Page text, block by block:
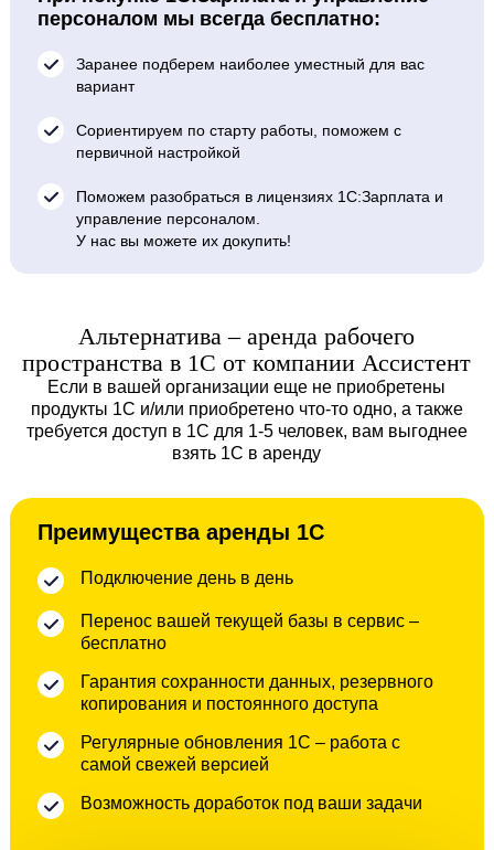
персоналом мы всегда бесплатно:
Заранее подберем наиболее уместный для вас
вариант
Сориентируем по старту работы, поможем с
первичной настройкой
Поможем разобраться в лицензиях 1С:Зарплата и
управление персоналом.
У нас вы можете их докупить!
Альтернатива – аренда рабочего
пространства в 1С от компании Ассистент
Если в вашей организации еще не приобретены
продукты 1С и/или приобретено что-то одно, а также
требуется доступ в 1С для 1-5 человек, вам выгоднее
взять 1С в аренду
Преимущества аренды 1С
Подключение день в день
Перенос вашей текущей базы в сервис –
бесплатно
Гарантия сохранности данных, резервного
копирования и постоянного доступа
Регулярные обновления 1С – работа с
самой свежей версией
Возможность доработок под ваши задачи